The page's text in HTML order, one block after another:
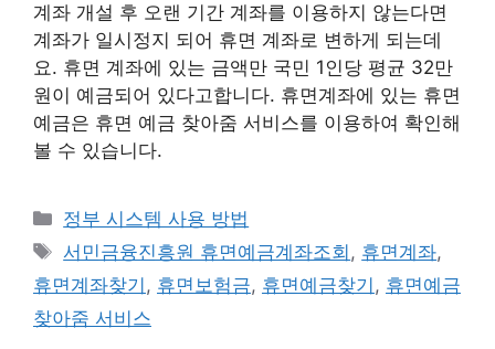
계좌 개설 후 오랜 기간 계좌를 이용하지 않는다면
계좌가 일시정지 되어 휴면 계좌로 변하게 되는데
요. 휴면 계좌에 있는 금액만 국민 1인당 평균 32만
원이 예금되어 있다고합니다. 휴면계좌에 있는 휴면
예금은 휴면 예금 찾아줌 서비스를 이용하여 확인해
볼 수 있습니다.
카
테
리
정부 시스템 사용 방법
태
그
서민금융진흥원 휴면예금계좌조회 , 휴면계좌,
휴면계좌찾기 , 휴면보험금, 휴면예금찾기 , 휴면예금
찾아줌 서비스